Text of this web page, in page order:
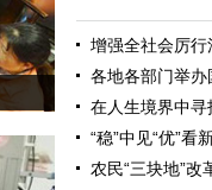
增强全社会厉
各地各部门举
在人生境界中寻
“稳”中见“优”看
农民“三块地”改